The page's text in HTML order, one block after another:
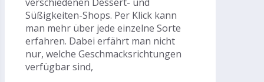
Süßigkeiten-Shops. Per Klick kann
man mehr über jede einzelne Sorte
erfahren. Dabei erfährt man nicht
nur, welche Geschmacksrichtungen
verfügbar sind,